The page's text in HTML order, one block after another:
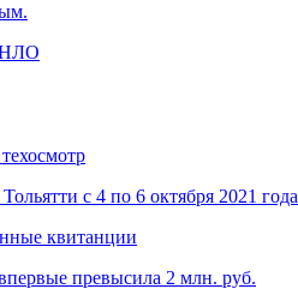
НЛО
с 4 по 6 октября 2021 года
квитанции
превысила 2 млн. руб.